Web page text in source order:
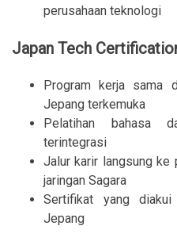
perusahaan teknologi
Japan Tech
Program kerja sama
Jepang terkemuka
Pelatihan bahasa
terintegrasi
Jalur karir langsung ke
jaringan Sagara
Sertifikat yang
Jepang